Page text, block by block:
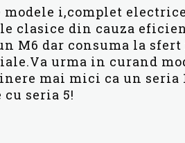
i,complet
clasice din cauza
M6 dar consuma la sfert
urma in curand
mai mici ca un seria
seria 5!